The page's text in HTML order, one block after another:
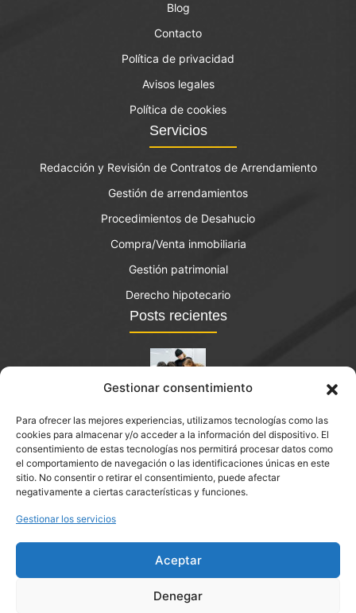
Gestionar consentimiento
Para ofrecer las mejores experiencias, utilizamos tecnologías como las
cookies para almacenar y/o acceder a la información del dispositivo. El
consentimiento de estas tecnologías nos permitirá procesar datos como
el comportamiento de navegación o las identificaciones únicas en este
sitio. No consentir o retirar el consentimiento, puede afectar
negativamente a ciertas características y funciones.
Gestionar los servicios
Aceptar
Denegar
Blog
Contacto
Política de privacidad
Avisos legales
Política de cookies
Servicios
Redacción y Revisión de Contratos de Arrendamiento
Gestión de arrendamientos
Procedimientos de Desahucio
Compra/Venta inmobiliaria
Gestión patrimonial
Derecho hipotecario
Posts recientes
El bono joven de vivienda: qué es y quién lo puede
solicitar?
septiembre 14, 2023
Eliminación de cargas registrales en Palau-solità i Plegamans